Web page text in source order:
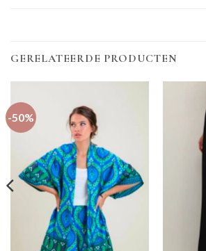
GERELATEERDE PRODUCTEN
-50%